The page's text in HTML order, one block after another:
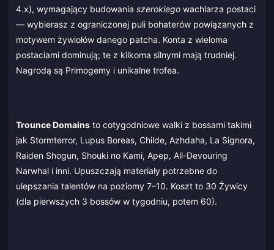
4.x), wymagający budowania szerokiego wachlarza postaci
— wybierasz z ograniczonej puli bohaterów powiązanych z
motywem żywiołów danego patcha. Konta z wieloma
postaciami dominują; te z kilkoma silnymi mają trudniej.
Nagrodą są Primogemy i unikalne trofea.
Trounce Domains to cotygodniowe walki z bossami takimi
jak Stormterror, Lupus Boreas, Childe, Azhdaha, La Signora,
Raiden Shogun, Shouki no Kami, Apep, All-Devouring
Narwhal i inni. Upuszczają materiały potrzebne do
ulepszania talentów na poziomy 7–10. Koszt to 30 Żywicy
(dla pierwszych 3 bossów w tygodniu, potem 60).